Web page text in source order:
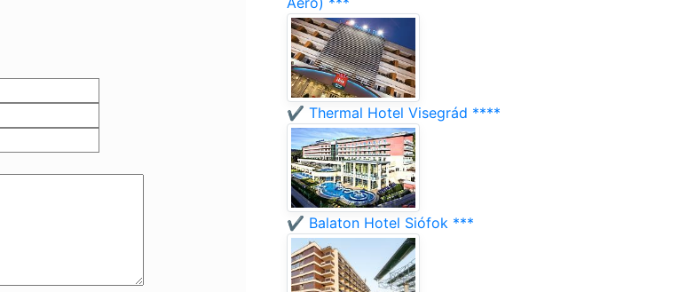
✔️ Thermal Hotel Visegrád ****
✔️ Balaton Hotel Siófok ***